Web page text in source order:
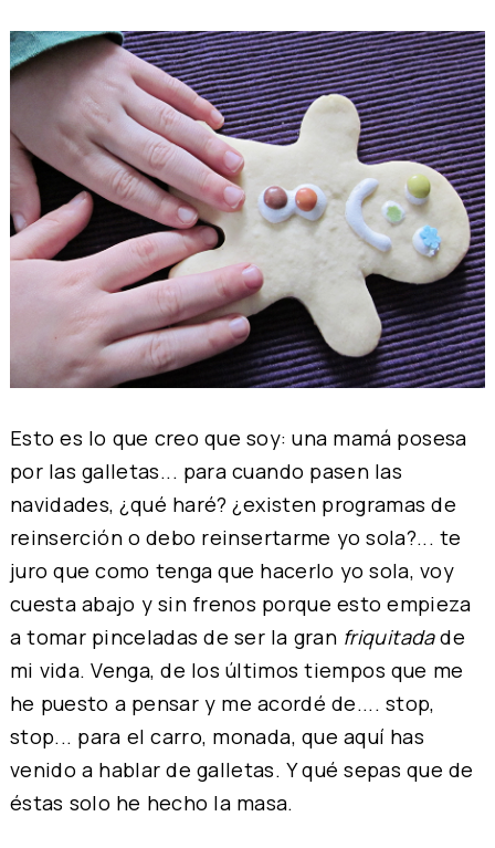
Esto es lo que creo que soy: una mamá posesa
por las galletas... para cuando pasen las
navidades, ¿qué haré? ¿existen programas de
reinserción o debo reinsertarme yo sola?... te
juro que como tenga que hacerlo yo sola, voy
cuesta abajo y sin frenos porque esto empieza
a tomar pinceladas de ser la gran friquitadade
mi vida. Venga, de los últimos tiempos que me
he puesto a pensar y me acordé de.... stop,
stop... para el carro, monada, que aquí has
venido a hablar de galletas. Y qué sepas que de
éstas solo he hecho la masa.